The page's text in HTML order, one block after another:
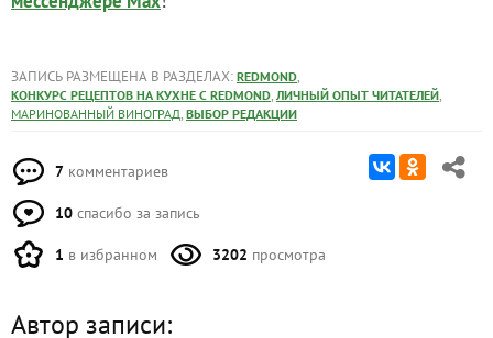
ЗАПИСЬ РАЗМЕЩЕНА В РАЗДЕЛАХ: REDMOND,
КОНКУРС РЕЦЕПТОВ НА КУХНЕ С REDMOND, ЛИЧНЫЙ ОПЫТ ЧИТАТЕЛЕЙ,
МАРИНОВАННЫЙ ВИНОГРАД, ВЫБОР РЕДАКЦИИ
7 комментариев
10 спасибо за запись
1 в избранном 3202 просмотра
Автор записи: